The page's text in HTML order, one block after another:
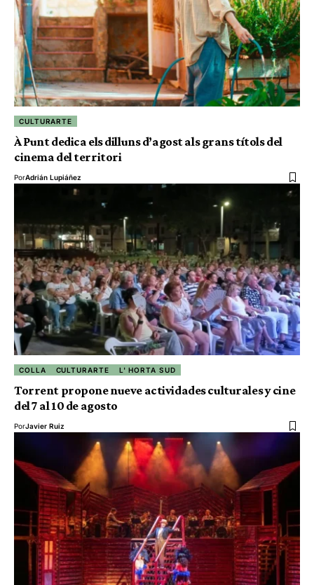
CULTURARTE
À Punt dedica els dilluns d’agost als grans títols del
cinema del territori
PorAdrián Lupiáñez
COLLA CULTURARTE L' HORTA SUD
Torrent propone nueve actividades culturales y cine
del 7 al 10 de agosto
PorJavier Ruiz